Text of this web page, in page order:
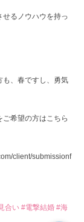
せるノウハウを持っ
も、春ですし、勇気
希望の方はこちら
client/submissionf
合い #電撃結婚 #海